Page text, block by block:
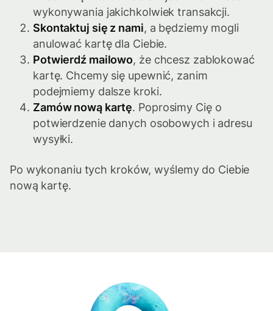
wykonywania jakichkolwiek transakcji.
Skontaktuj się z nami, a będziemy mogli
anulować kartę dla Ciebie.
Potwierdź mailowo, że chcesz zablokować
kartę. Chcemy się upewnić, zanim
podejmiemy dalsze kroki.
Zamów nową kartę. Poprosimy Cię o
potwierdzenie danych osobowych i adresu
wysyłki.
Po wykonaniu tych kroków, wyślemy do Ciebie
nową kartę.